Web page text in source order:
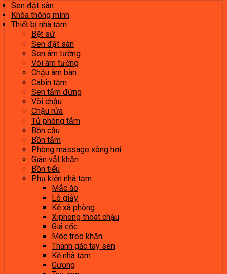
Sen đặt sàn
Khóa thông mình
Thiết bị nhà tắm
Bệt sứ
Sen đặt sàn
Sen âm tường
Vòi âm tường
Chậu âm bàn
Cabin tắm
Sen tắm đứng
Vòi chậu
Chậu rửa
Tủ phòng tắm
Bồn cầu
Bồn tắm
Phòng massage xông hơi
Giàn vắt khăn
Bồn tiểu
Phụ kiện nhà tắm
Mắc áo
Lô giấy
Kệ xà phòng
Xiphong thoát chậu
Giá cốc
Móc treo khăn
Thanh gác tay sen
Kệ nhà tắm
Gương